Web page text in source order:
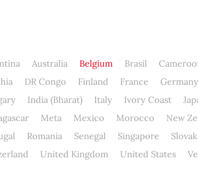
Australia Belgium Brasil
DR Congo Finland France Germany
India (Bharat) Italy Ivory Coast
Meta Mexico Morocco New
Romania Senegal Singapore
United Kingdom United States